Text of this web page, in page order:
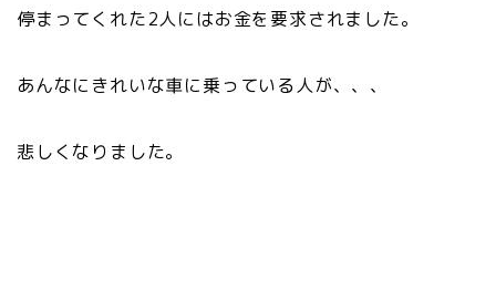
停まってくれた2人にはお金を要求されました。
あんなにきれいな車に乗っている人が、、、
悲しくなりました。